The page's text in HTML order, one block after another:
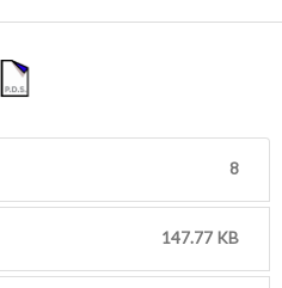
8
147.77 KB